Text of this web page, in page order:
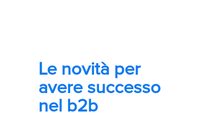
Le novità per
avere successo
nel b2b